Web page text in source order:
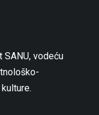
vodeću